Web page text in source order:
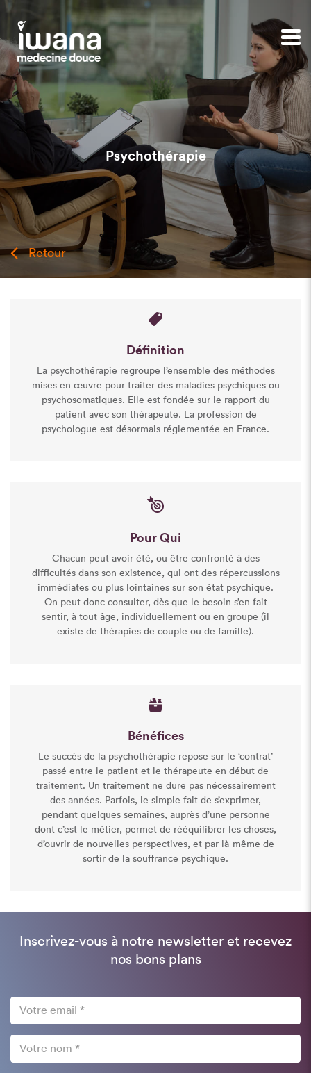
Psychothérapie
Retour
Définition
La psychothérapie regroupe l’ensemble des méthodes
mises en œuvre pour traiter des maladies psychiques ou
psychosomatiques. Elle est fondée sur le rapport du
patient avec son thérapeute. La profession de
psychologue est désormais réglementée en France.
Pour Qui
Chacun peut avoir été, ou être confronté à des
difficultés dans son existence, qui ont des répercussions
immédiates ou plus lointaines sur son état psychique.
On peut donc consulter, dès que le besoin s’en fait
sentir, à tout âge, individuellement ou en groupe (il
existe de thérapies de couple ou de famille).
Bénéfices
Le succès de la psychothérapie repose sur le ‘contrat’
passé entre le patient et le thérapeute en début de
traitement. Un traitement ne dure pas nécessairement
des années. Parfois, le simple fait de s’exprimer,
pendant quelques semaines, auprès d’une personne
dont c’est le métier, permet de rééquilibrer les choses,
d’ouvrir de nouvelles perspectives, et par là-même de
sortir de la souffrance psychique.
Inscrivez-vous à notre newsletter et recevez
nos bons plans